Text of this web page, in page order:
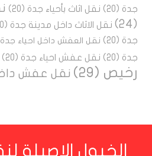
جدة (20) نقل اثاث بأحياء جدة (20)
(24)
نقل الاثاث داخل مدينة جدة (20)
جدة (20) نقل العفش داخل احياء جدة
جدة (20) نقل عفش احياء جدة (20)
رخيص (29) نقل عفش
الخيول الاصيلة